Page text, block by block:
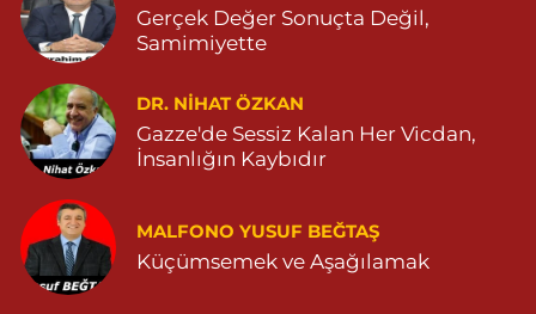
Sarohan Eczanesi
ZEYTNPINAR MAHALLESİ ROJ CADDESİ NO:30 A derik devlet
hastanesi karşısı 05425113484
0 (542) 511 34 84 Yol Tarifi Al
Eymen Eczanesi
POYRAZ MAHALLE MEVLANA SOKAK NO:5A 05343032144
0 (534) 303 21 44 Yol Tarifi Al
Gerçek Değer Sonuçta Değil,
Samimiyette
DR. NIHAT ÖZKAN
Gazze'de Sessiz Kalan Her Vicdan,
İnsanlığın Kaybıdır
MALFONO YUSUF BEĞTAŞ
Küçümsemek ve Aşağılamak